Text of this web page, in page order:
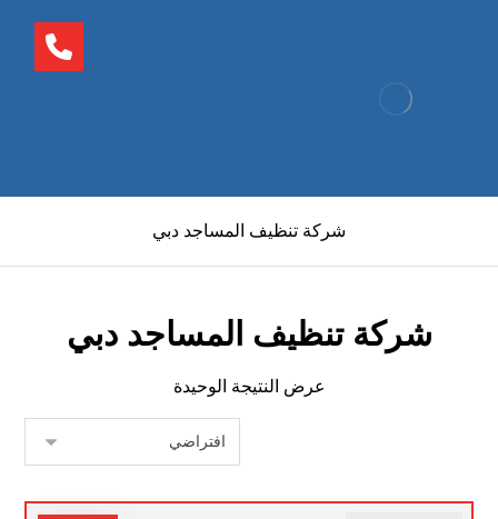
شركة تنظيف المساجد دبي
شركة تنظيف المساجد دبي
عرض النتيجة الوحيدة